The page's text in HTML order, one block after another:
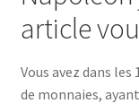
article
Vous avez dans
de monnaies,